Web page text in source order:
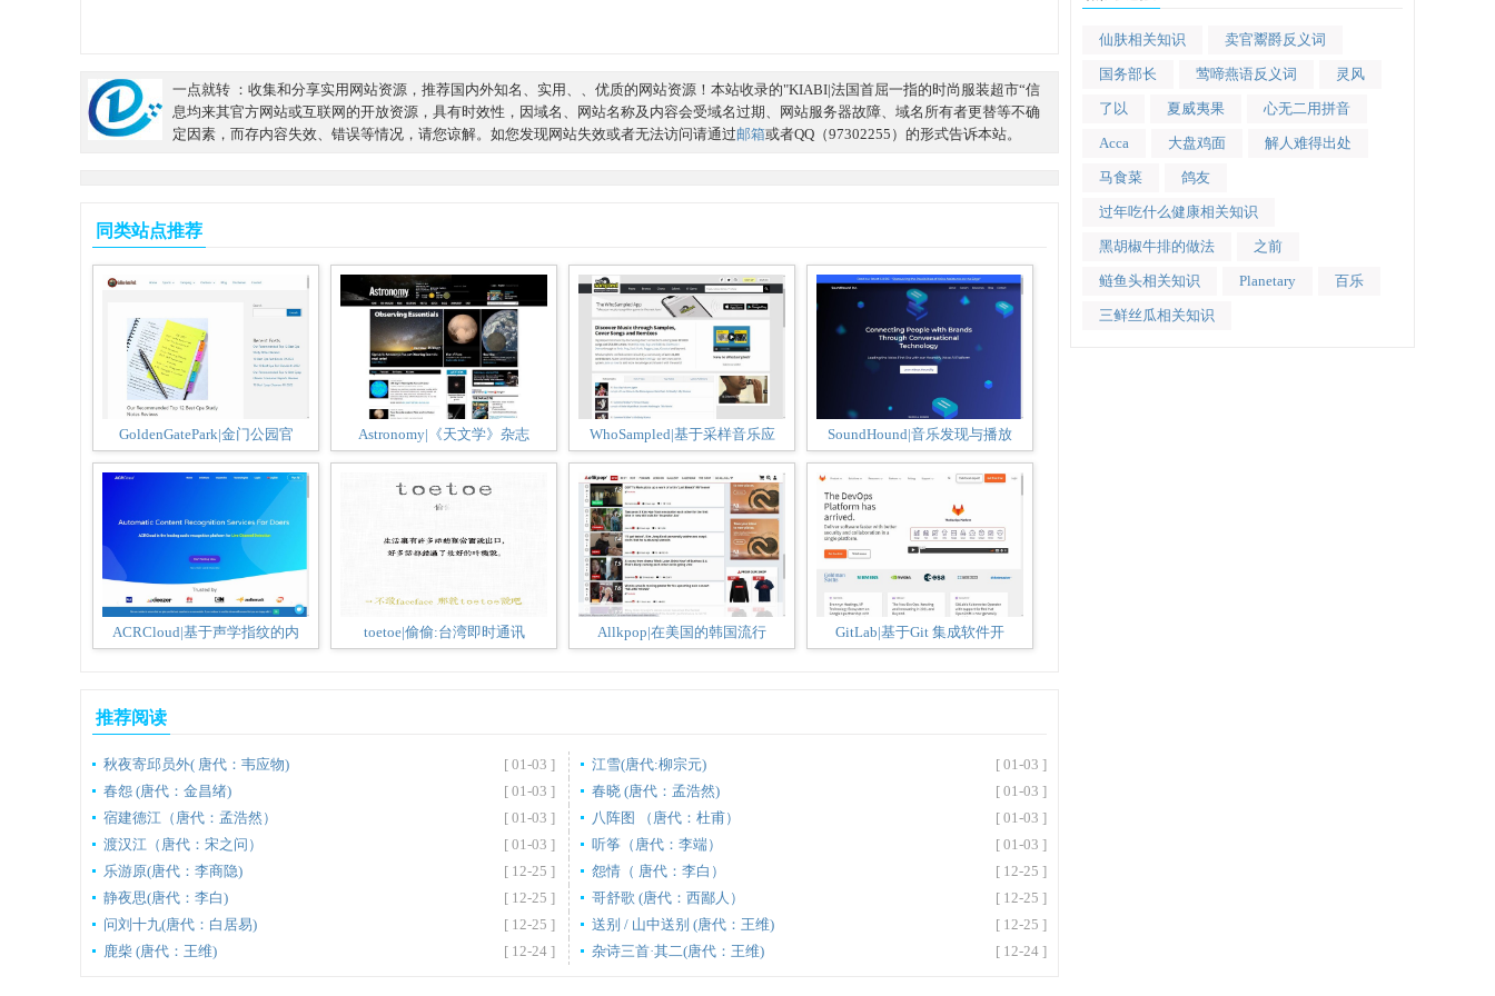
一点就转 ：收集和分享实用网站资源，推荐国内外知名、实用、、优质的网站资源！本站收录的"KIABI|法国首屈一指的时尚服装超市“信
息均来其官方网站或互联网的开放资源，具有时效性，因域名、网站名称及内容会受域名过期、网站服务器故障、域名所有者更替等不确
定因素，而存内容失效、错误等情况，请您谅解。如您发现网站失效或者无法访问请通过邮箱或者QQ（97302255）的形式告诉本站。
同类站点推荐
GoldenGatePark|金门公园官 Astronomy|《天文学》杂志 WhoSampled|基于采样音乐应 SoundHound|音乐发现与播放
ACRCloud|基于声学指纹的内 toetoe|偷偷:台湾即时通讯 Allkpop|在美国的韩国流行 GitLab|基于Git 集成软件开
推荐阅读
秋夜寄邱员外( 唐代：韦应物) [ 01-03 ] 江雪(唐代:柳宗元)
[ 01-03 ]
春怨 (唐代：金昌绪)
[ 01-03 ] 春晓 (唐代：孟浩然)
[ 01-03 ]
宿建德江（唐代：孟浩然）
[ 01-03 ] 八阵图 （唐代：杜甫）
[ 01-03 ]
渡汉江（唐代：宋之问）
[ 01-03 ] 听筝（唐代：李端）
[ 01-03 ]
乐游原(唐代：李商隐)
[ 12-25 ] 怨情（ 唐代：李白）
[ 12-25 ]
静夜思(唐代：李白)
[ 12-25 ] 哥舒歌 (唐代：西鄙人）
[ 12-25 ]
问刘十九(唐代：白居易)
[ 12-25 ] 送别 / 山中送别 (唐代：王维)
[ 12-25 ]
鹿柴 (唐代：王维)
[ 12-24 ] 杂诗三首·其二(唐代：王维) [ 12-24 ]
仙肤相关知识 卖官鬻爵反义词
国务部长 莺啼燕语反义词 灵风
了以 夏威夷果 心无二用拼音
Acca 大盘鸡面 解人难得出处
马食菜 鸽友
过年吃什么健康相关知识
黑胡椒牛排的做法 之前
鲢鱼头相关知识 Planetary 百乐
三鲜丝瓜相关知识